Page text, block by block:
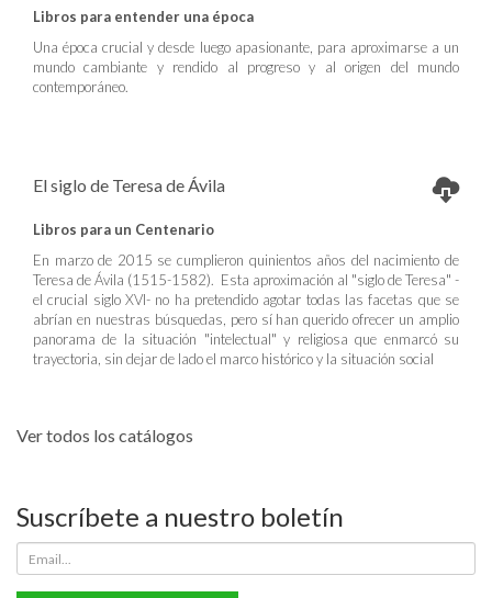
Libros para entender una época
Una época crucial y desde luego apasionante, para aproximarse a un
mundo cambiante y rendido al progreso y al origen del mundo
contemporáneo.
El siglo de Teresa de Ávila
Libros para un Centenario
En marzo de 2015 se cumplieron quinientos años del nacimiento de
Teresa de Ávila (1515-1582). Esta aproximación al "siglo de Teresa" -
el crucial siglo XVI- no ha pretendido agotar todas las facetas que se
abrían en nuestras búsquedas, pero sí han querido ofrecer un amplio
panorama de la situación "intelectual" y religiosa que enmarcó su
trayectoria, sin dejar de lado el marco histórico y la situación social
Ver todos los catálogos
Suscríbete a nuestro boletín